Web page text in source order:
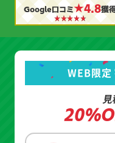
Google口コミ★4.8獲
WEB限定